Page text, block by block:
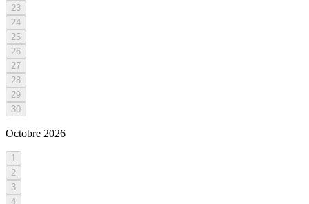
23
24
25
26
27
28
29
30
Octobre 2026
1
2
3
4